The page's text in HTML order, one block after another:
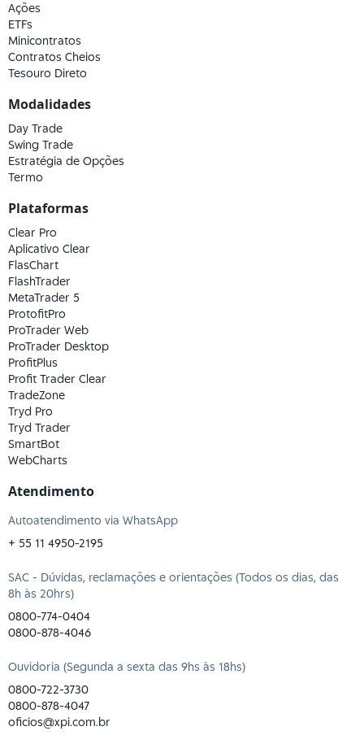
Ações
ETFs
Minicontratos
Contratos Cheios
Tesouro Direto
Modalidades
Day Trade
Swing Trade
Estratégia de Opções
Termo
Plataformas
Clear Pro
Aplicativo Clear
FlasChart
FlashTrader
MetaTrader 5
ProtofitPro
ProTrader Web
ProTrader Desktop
ProfitPlus
Profit Trader Clear
TradeZone
Tryd Pro
Tryd Trader
SmartBot
WebCharts
Atendimento
Autoatendimento via WhatsApp
+ 55 11 4950-2195
SAC - Dúvidas, reclamações e orientações (Todos os dias, das
8h às 20hrs)
0800-774-0404
0800-878-4046
Ouvidoria (Segunda a sexta das 9hs às 18hs)
0800-722-3730
0800-878-4047
oficios@xpi.com.br